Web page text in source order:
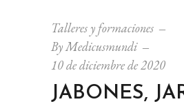
Talleres y formaciones
ByMedicusmundi
10 de diciembre de 2020
JABONES,